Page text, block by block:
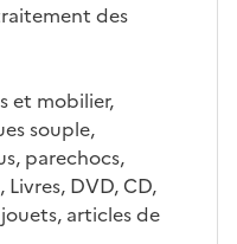
des
et mobilier,
souple,
parechocs,
Livres, DVD, CD,
articles de